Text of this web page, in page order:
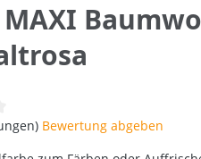
MAXI
Bewertung von 0 von 5
Bewertung abgeben